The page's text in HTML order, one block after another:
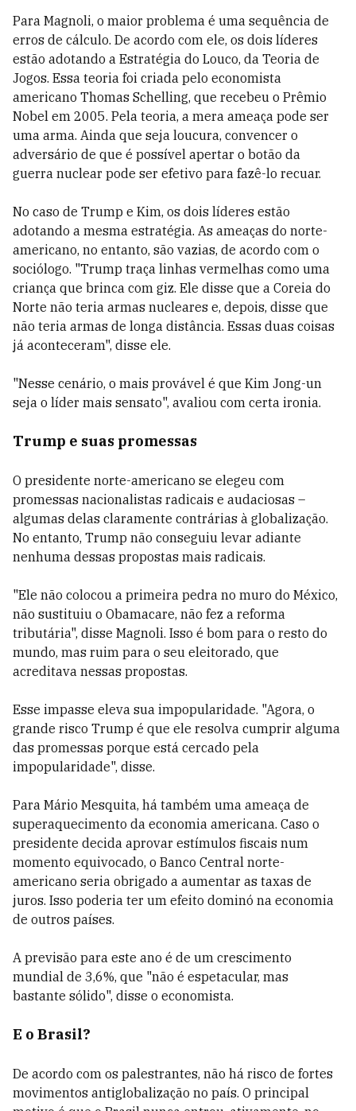
Para Magnoli, o maior problema é uma sequência de
erros de cálculo. De acordo com ele, os dois líderes
estão adotando a Estratégia do Louco, da Teoria de
Jogos. Essa teoria foi criada pelo economista
americano Thomas Schelling, que recebeu o Prêmio
Nobel em 2005. Pela teoria, a mera ameaça pode ser
uma arma. Ainda que seja loucura, convencer o
adversário de que é possível apertar o botão da
guerra nuclear pode ser efetivo para fazê-lo recuar.
No caso de Trump e Kim, os dois líderes estão
adotando a mesma estratégia. As ameaças do norte-
americano, no entanto, são vazias, de acordo com o
sociólogo. "Trump traça linhas vermelhas como uma
criança que brinca com giz. Ele disse que a Coreia do
Norte não teria armas nucleares e, depois, disse que
não teria armas de longa distância. Essas duas coisas
já aconteceram", disse ele.
"Nesse cenário, o mais provável é que Kim Jong-un
seja o líder mais sensato", avaliou com certa ironia.
Trump e suas promessas
O presidente norte-americano se elegeu com
promessas nacionalistas radicais e audaciosas –
algumas delas claramente contrárias à globalização.
No entanto, Trump não conseguiu levar adiante
nenhuma dessas propostas mais radicais.
"Ele não colocou a primeira pedra no muro do México,
não sustituiu o Obamacare, não fez a reforma
tributária", disse Magnoli. Isso é bom para o resto do
mundo, mas ruim para o seu eleitorado, que
acreditava nessas propostas.
Esse impasse eleva sua impopularidade. "Agora, o
grande risco Trump é que ele resolva cumprir alguma
das promessas porque está cercado pela
impopularidade", disse.
Para Mário Mesquita, há também uma ameaça de
superaquecimento da economia americana. Caso o
presidente decida aprovar estímulos fiscais num
momento equivocado, o Banco Central norte-
americano seria obrigado a aumentar as taxas de
juros. Isso poderia ter um efeito dominó na economia
de outros países.
A previsão para este ano é de um crescimento
mundial de 3,6%, que "não é espetacular, mas
bastante sólido", disse o economista.
E o Brasil?
De acordo com os palestrantes, não há risco de fortes
movimentos antiglobalização no país. O principal